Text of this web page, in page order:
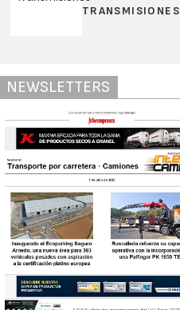
TRANSMISIONES
NEWSLETTERS